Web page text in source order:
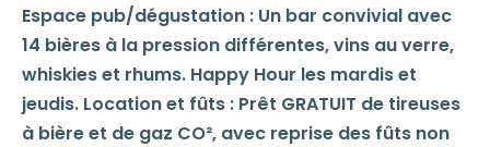
Espace pub/dégustation : Un bar convivial avec
14 bières à la pression différentes, vins au verre,
whiskies et rhums. Happy Hour les mardis et
jeudis. Location et fûts : Prêt GRATUIT de tireuses
à bière et de gaz CO², avec reprise des fûts non